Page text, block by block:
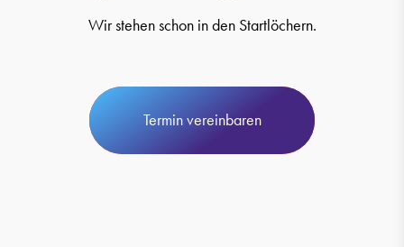
Wir stehen schon in den Startlöchern.
Termin vereinbaren